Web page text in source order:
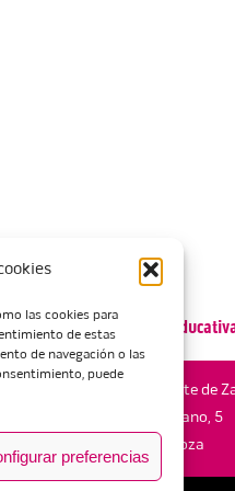
las cookies para
de estas
de navegación o las
puede
preferencias
Oferta
Escuela de Arte de
María Zambrano, 5
50018 Zaragoza